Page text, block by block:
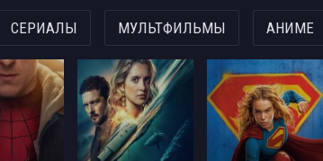
СЕРИАЛЫ МУЛЬТФИЛЬМЫ АНИМЕ